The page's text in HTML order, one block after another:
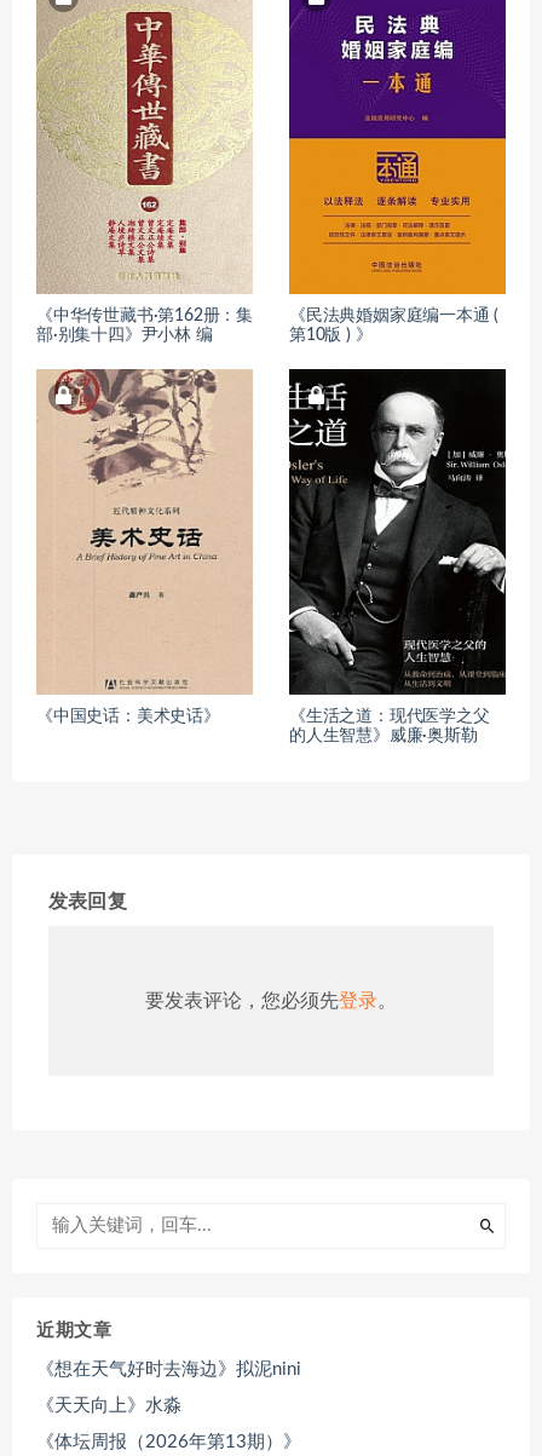
《中华传世藏书·第162册：集
部·别集十四》尹小林 编
《民法典婚姻家庭编一本通 (
第10版 ) 》
《中国史话：美术史话》
《生活之道：现代医学之父
的人生智慧》威廉·奥斯勒
发表回复
要发表评论，您必须先登录。
近期文章
《想在天气好时去海边》拟泥nini
《天天向上》水淼
《体坛周报（2026年第13期）》